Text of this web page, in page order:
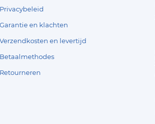
Privacybeleid
Garantie en klachten
Verzendkosten en levertijd
Betaalmethodes
Retourneren